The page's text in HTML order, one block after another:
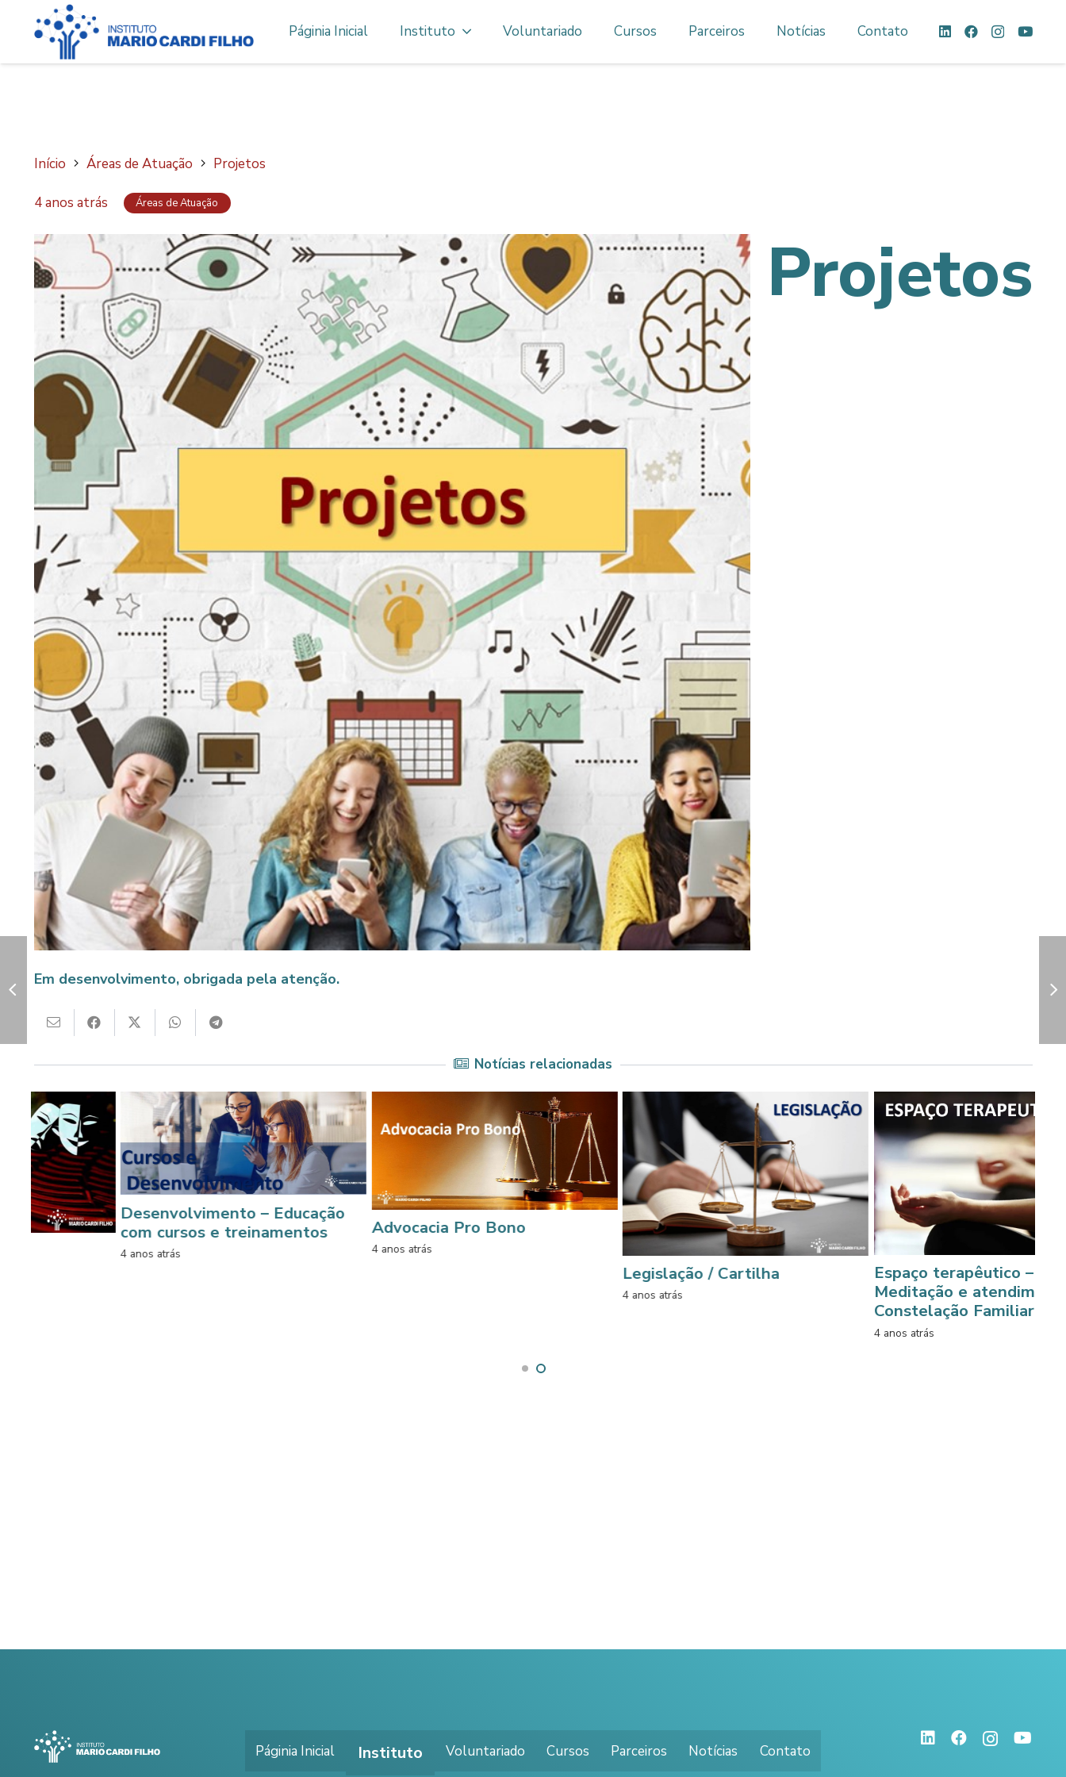
Páginia Inicial Instituto Voluntariado Cursos Parceiros Notícias Contato
Início Áreas de Atuação Projetos
4 anos atrás Áreas de Atuação
Projetos
Em desenvolvimento, obrigada pela atenção.
Notícias relacionadas
Desenvolvimento – Educação
com cursos e treinamentos
Advocacia Pro Bono
Legislação / Cartilha
Espaço terapêutico – Prática de
Meditação e atendimento da
Constelação Familiar
4 anos
Páginia Inicial Instituto Voluntariado Cursos Parceiros Notícias Contato